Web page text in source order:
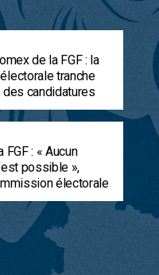
de la FGF : la
tranche
candidatures
: « Aucun
possible »,
électorale